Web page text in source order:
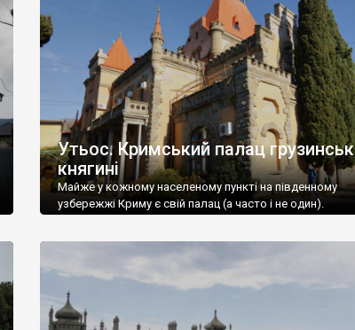
Утьос. Кримський палац
княгині
Майже у кожному населеному пункті на південному
узбережжі Криму є свій палац (а часто і не один).